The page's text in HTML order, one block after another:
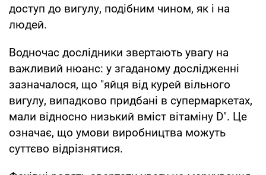
доступ до вигулу, подібним чином, як і на
людей.
Водночас дослідники звертають увагу на
важливий нюанс: у згаданому дослідженні
зазначалося, що "яйця від курей вільного
вигулу, випадково придбані в супермаркетах,
мали відносно низький вміст вітаміну D". Це
означає, що умови виробництва можуть
суттєво відрізнятися.